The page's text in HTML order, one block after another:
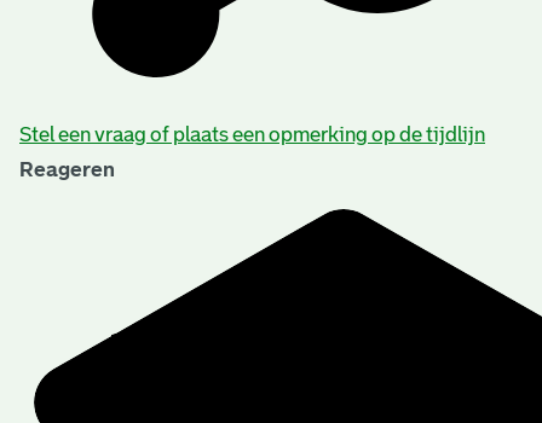
Stel een vraag of plaats een opmerking op de tijdlijn
Reageren